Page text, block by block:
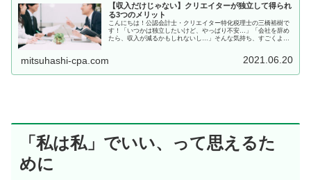
【収入だけじゃない】クリエイターが独立して得られ
る3つのメリット
こんにちは！公認会計士・クリエイター特化税理士の三橋裕樹で
す！「いつかは独立したいけど、やっぱり不安…」「会社を辞め
たら、収入が減るかもしれないし…」そんな気持ち、すごくよく
mitsuhashi-cpa.com 2021.06.20
「私は私」でいい、って思えるた
めに